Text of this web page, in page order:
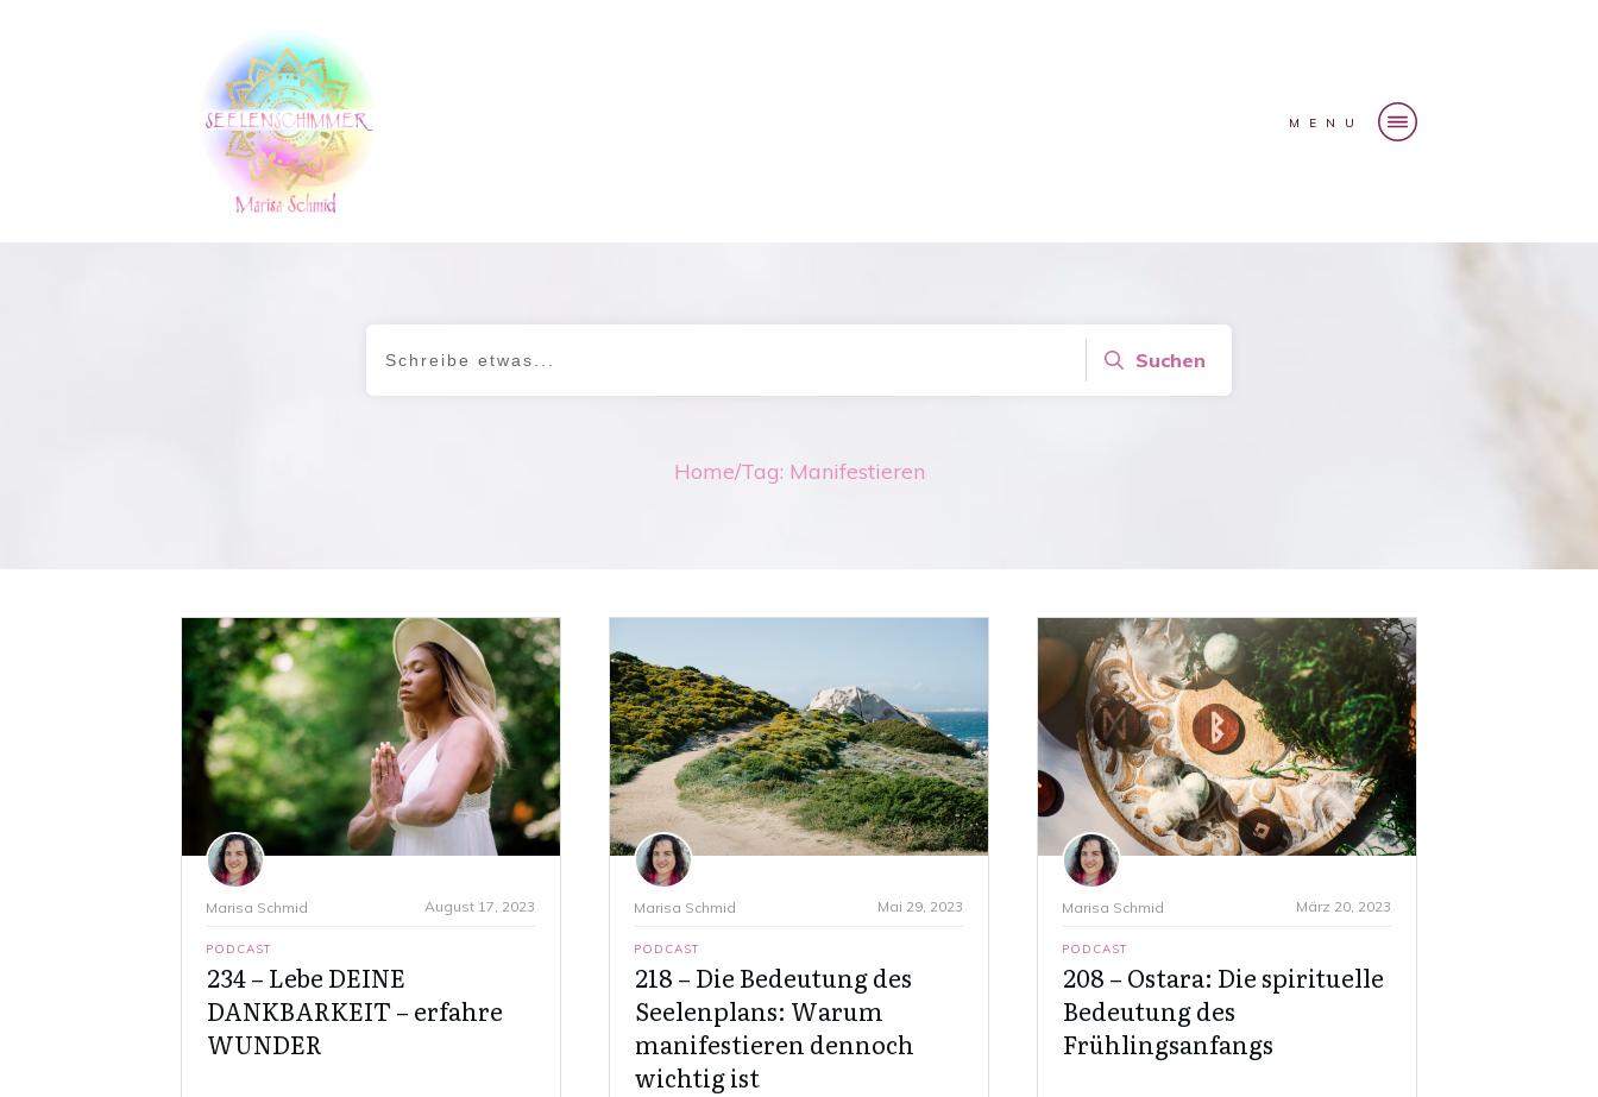
MENU
Suchen
Home/Tag: Manifestieren
Marisa Schmid August 17, 2023
PODCAST
234 – Lebe DEINE
DANKBARKEIT – erfahre
WUNDER
Marisa Schmid Mai 29, 2023
PODCAST
218 – Die Bedeutung des
Seelenplans: Warum
manifestieren dennoch
wichtig ist
Marisa Schmid März 20, 2023
PODCAST
208 – Ostara: Die spirituelle
Bedeutung des
Frühlingsanfangs